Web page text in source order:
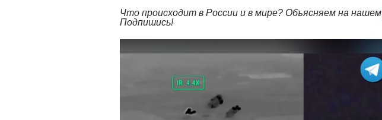
Что происходит в России и в мире? Объясняем на нашем
Подпишись!